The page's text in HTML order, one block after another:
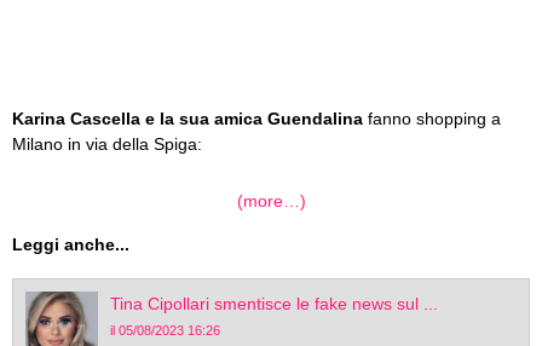
Karina Cascella e la sua amica Guendalina fanno shopping a
Milano in via della Spiga:
(more…)
Leggi anche...
Tina Cipollari smentisce le fake news sul ...
il 05/08/2023 16:26